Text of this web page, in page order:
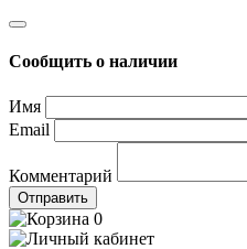
Сообщить о наличии
Имя
Email
Комментарий
Отправить
0